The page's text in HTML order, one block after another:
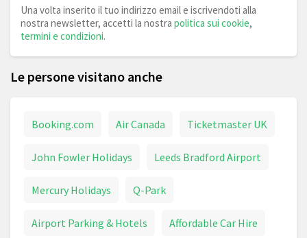
Una volta inserito il tuo indirizzo email e iscrivendoti alla
nostra newsletter, accetti la nostra politica sui cookie,
termini e condizioni.
Le persone visitano anche
Booking.com Air Canada Ticketmaster UK
John Fowler Holidays Leeds Bradford Airport
Mercury Holidays Q-Park
Airport Parking & Hotels Affordable Car Hire